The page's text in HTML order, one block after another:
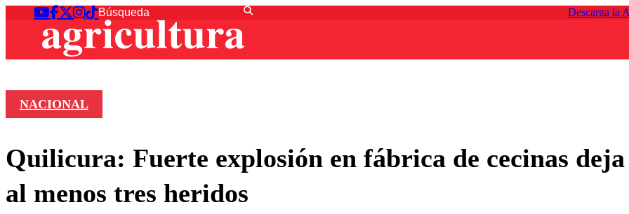
Descarga la
NACIONAL
Quilicura: Fuerte explosión en fábrica de cecinas
al menos tres heridos